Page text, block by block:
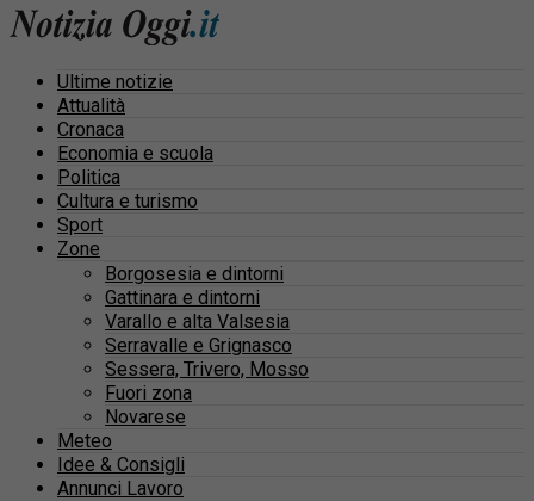
Ultime notizie
Attualità
Cronaca
Economia e scuola
Politica
Cultura e turismo
Sport
Zone
Borgosesia e dintorni
Gattinara e dintorni
Varallo e alta Valsesia
Serravalle e Grignasco
Sessera, Trivero, Mosso
Fuori zona
Novarese
Meteo
Idee & Consigli
Annunci Lavoro